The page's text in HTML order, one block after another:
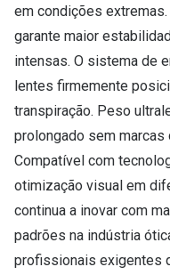
em condições
garante maior
intensas. O sistema de
lentes firmemente
transpiração. Peso
prolongado sem marcas
Compatível com
otimização visual em
continua a inovar com
padrões na indústria
profissionais exigentes